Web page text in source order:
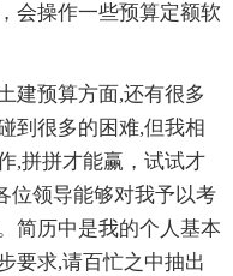
会操作一些预算定额软
建预算方面,还有很多
到很多的困难,但我相
,拼拼才能赢，试试才
位领导能够对我予以考
简历中是我的个人基本
要求,请百忙之中抽出